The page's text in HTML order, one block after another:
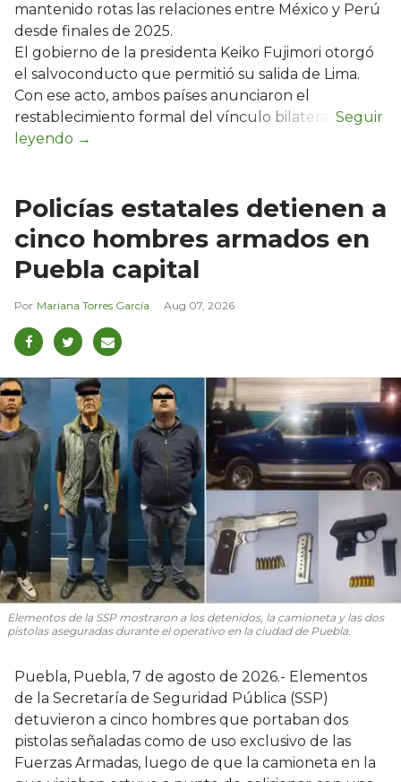
mantenido rotas las relaciones entre México y Perú
desde finales de 2025.
El gobierno de la presidenta Keiko Fujimori otorgó
el salvoconducto que permitió su salida de Lima.
Con ese acto, ambos países anunciaron el
restablecimiento formal del vínculo bilateral.
Policías estatales detienen a
cinco hombres armados en
Puebla capital
Mariana Torres García Aug 07, 2026
Elementos de la SSP mostraron a los detenidos, la camioneta y las dos
pistolas aseguradas durante el operativo en la ciudad de Puebla.
Puebla, Puebla, 7 de agosto de 2026.- Elementos
de la Secretaría de Seguridad Pública (SSP)
detuvieron a cinco hombres que portaban dos
pistolas señaladas como de uso exclusivo de las
Fuerzas Armadas, luego de que la camioneta en la